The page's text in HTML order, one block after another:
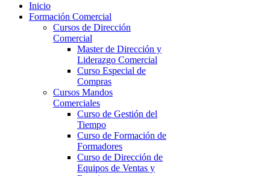
Inicio
Formación Comercial
Cursos de Dirección
Comercial
Master de Dirección y
Liderazgo Comercial
Curso Especial de
Compras
Cursos Mandos
Comerciales
Curso de Gestión del
Tiempo
Curso de Formación de
Formadores
Curso de Dirección de
Equipos de Ventas y